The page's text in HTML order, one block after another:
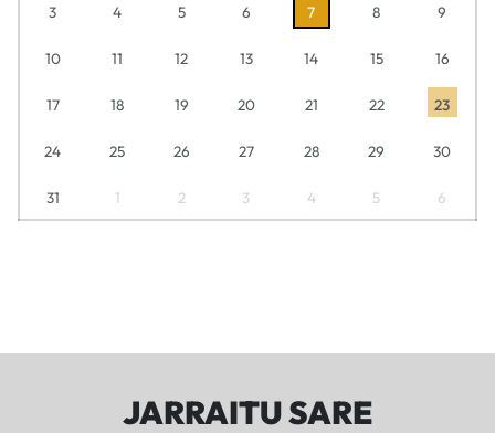
3 4 5 6 7 8 9
10 11 12 13 14 15 16
17 18 19 20 21 22 23
24 25 26 27 28 29 30
31 1 2 3 4 5 6
JARRAITU SARE